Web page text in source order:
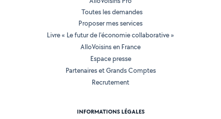
Toutes les demandes
Proposer mes services
Livre « Le futur de l'économie collaborative »
AlloVoisins en France
Espace presse
Partenaires et Grands Comptes
Recrutement
INFORMATIONS LÉGALES